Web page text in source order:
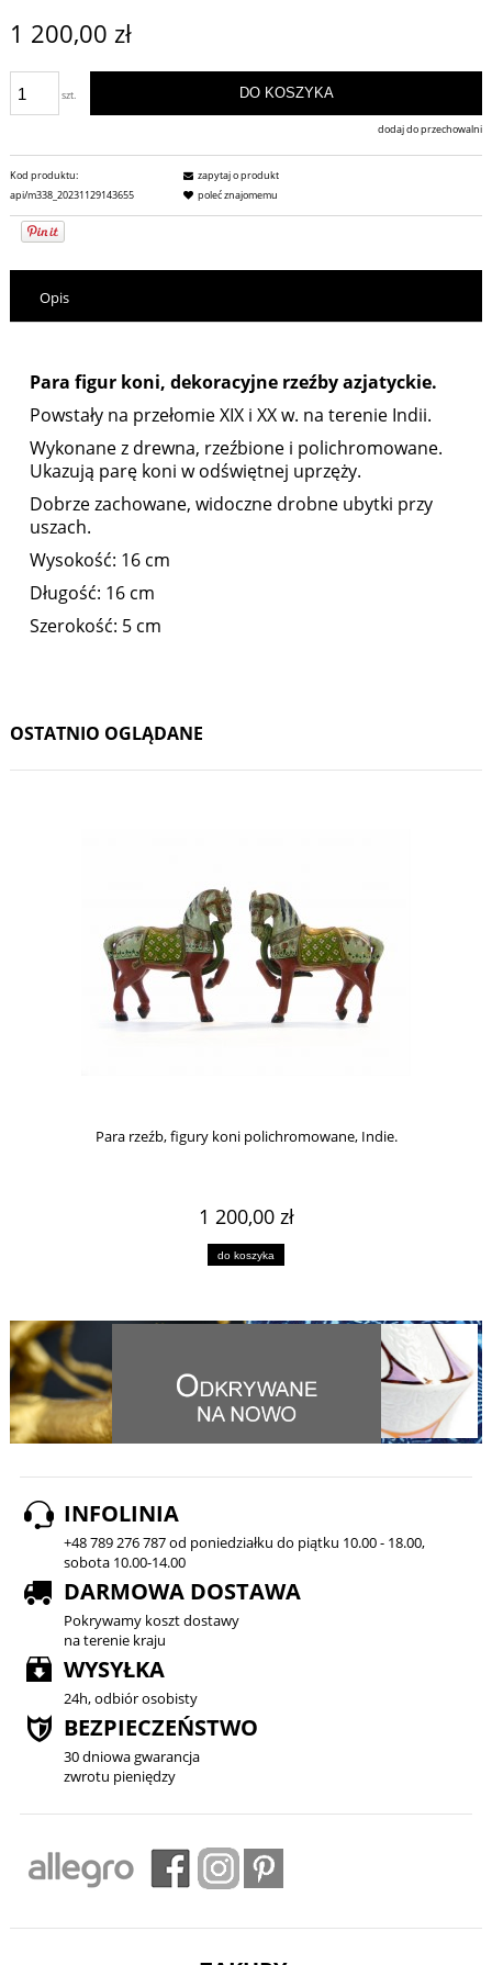
1 200,00 zł
szt. DO KOSZYKA
dodaj do przechowalni
Kod produktu:
api/m338_20231129143655
zapytaj o produkt
poleć znajomemu
Opis
Para figur koni, dekoracyjne rzeźby azjatyckie.
Powstały na przełomie XIX i XX w. na terenie Indii.
Wykonane z drewna, rzeźbione i polichromowane.
Ukazują parę koni w odświętnej uprzęży.
Dobrze zachowane, widoczne drobne ubytki przy
uszach.
Wysokość: 16 cm
Długość: 16 cm
Szerokość: 5 cm
OSTATNIO OGLĄDANE
Para rzeźb, figury koni polichromowane, Indie.
1 200,00 zł
do koszyka
INFOLINIA
+48 789 276 787 od poniedziałku do piątku 10.00 - 18.00,
sobota 10.00-14.00
DARMOWA DOSTAWA
Pokrywamy koszt dostawy
na terenie kraju
WYSYŁKA
24h, odbiór osobisty
BEZPIECZEŃSTWO
30 dniowa gwarancja
zwrotu pieniędzy